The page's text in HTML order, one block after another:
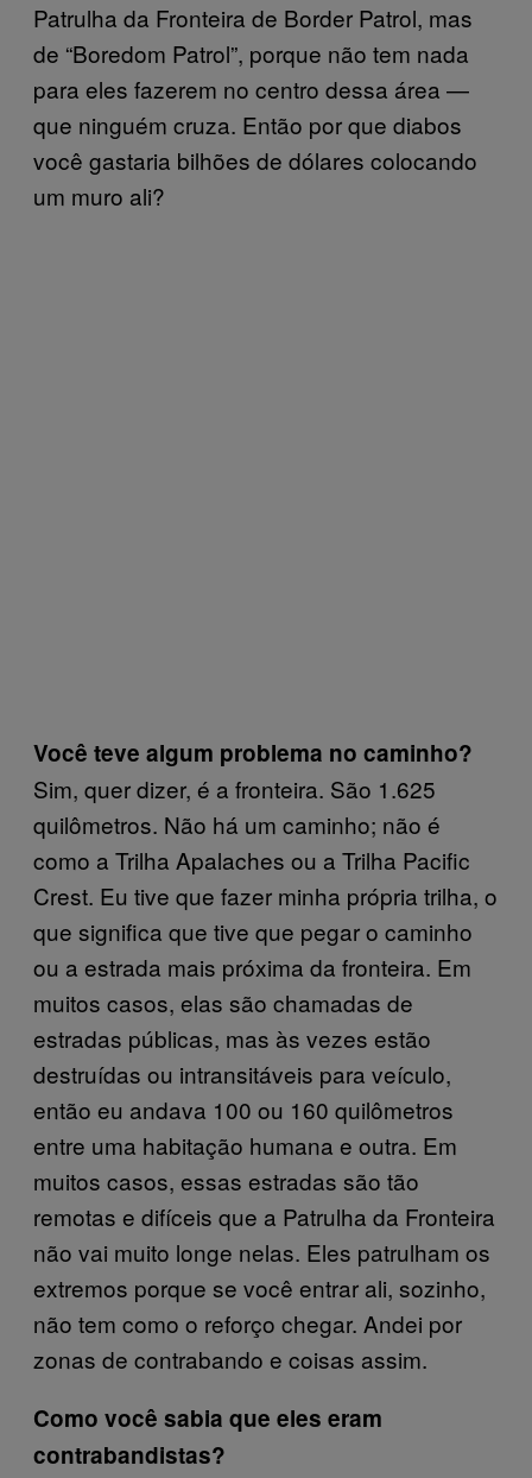
Patrulha da Fronteira de Border Patrol, mas
de “Boredom Patrol”, porque não tem nada
para eles fazerem no centro dessa área —
que ninguém cruza. Então por que diabos
você gastaria bilhões de dólares colocando
um muro ali?
Você teve algum problema no caminho?
Sim, quer dizer, é a fronteira. São 1.625
quilômetros. Não há um caminho; não é
como a Trilha Apalaches ou a Trilha Pacific
Crest. Eu tive que fazer minha própria trilha, o
que significa que tive que pegar o caminho
ou a estrada mais próxima da fronteira. Em
muitos casos, elas são chamadas de
estradas públicas, mas às vezes estão
destruídas ou intransitáveis para veículo,
então eu andava 100 ou 160 quilômetros
entre uma habitação humana e outra. Em
muitos casos, essas estradas são tão
remotas e difíceis que a Patrulha da Fronteira
não vai muito longe nelas. Eles patrulham os
extremos porque se você entrar ali, sozinho,
não tem como o reforço chegar. Andei por
zonas de contrabando e coisas assim.
Como você sabia que eles eram
contrabandistas?